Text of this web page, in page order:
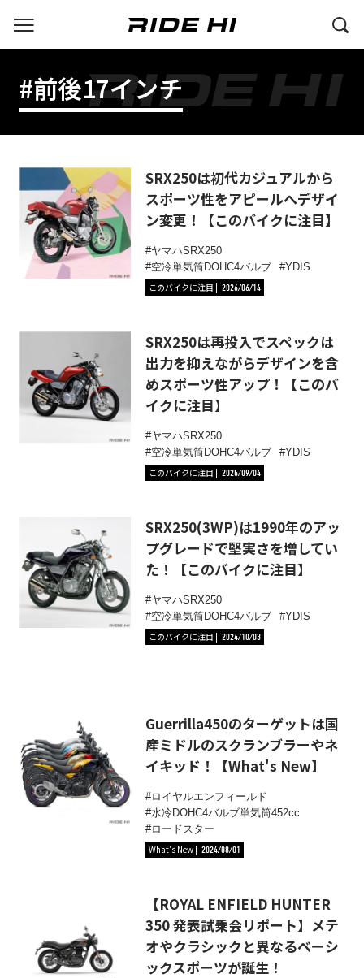
#前後17インチ
SRX250は初代カジュアルから
スポーツ性をアピールへデザイ
ン変更！【このバイクに注目】
ヤマハSRX250
空冷単気筒DOHC4バルブ
YDIS
このバイクに注目
2026/06/14
SRX250は再投入でスペックは
出力を抑えながらデザインを含
めスポーツ性アップ！【このバ
イクに注目】
ヤマハSRX250
空冷単気筒DOHC4バルブ
YDIS
このバイクに注目
2025/09/04
SRX250(3WP)は1990年のアッ
プグレードで堅実さを増してい
た！【このバイクに注目】
ヤマハSRX250
空冷単気筒DOHC4バルブ
YDIS
このバイクに注目
2024/10/03
Guerrilla450のターゲットは国
産ミドルのスクランブラーやネ
イキッド！【What's New】
ロイヤルエンフィールド
水冷DOHC4バルブ単気筒452cc
ロードスター
What's New
2024/08/01
【ROYAL ENFIELD HUNTER
350 発表試乗会リポート】メテ
オやクラシックと異なるベーシ
ックスポーツが誕生！